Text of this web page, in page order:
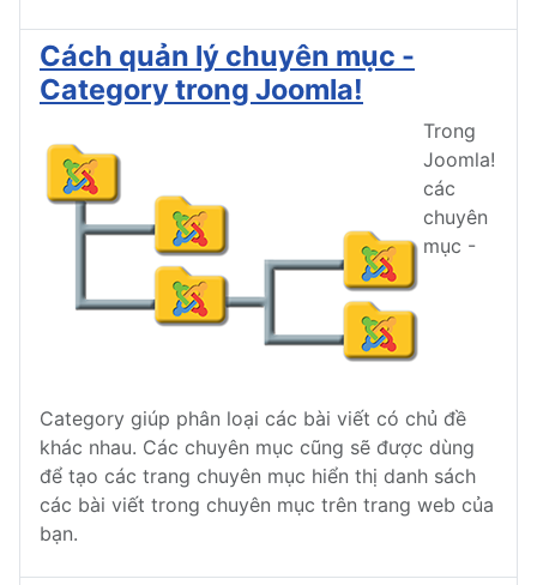
Cách quản lý chuyên mục -
Category trong Joomla!
Trong
Joomla!
các
chuyên
mục -
Category giúp phân loại các bài viết có chủ đề
khác nhau. Các chuyên mục cũng sẽ được dùng
để tạo các trang chuyên mục hiển thị danh sách
các bài viết trong chuyên mục trên trang web của
bạn.